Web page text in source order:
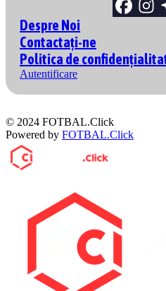
Despre Noi
Contactați-ne
Politica de
Autentificare
© 2024 FOTBAL.Click
Powered by FOTBAL.Click